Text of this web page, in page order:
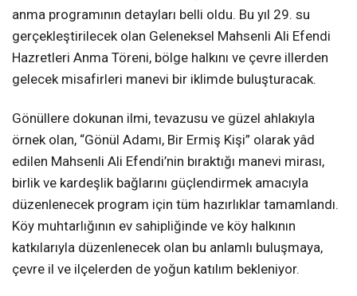
anma programının detayları belli oldu. Bu yıl 29. su
gerçekleştirilecek olan Geleneksel Mahsenli Ali Efendi
Hazretleri Anma Töreni, bölge halkını ve çevre illerden
gelecek misafirleri manevi bir iklimde buluşturacak.
Gönüllere dokunan ilmi, tevazusu ve güzel ahlakıyla
örnek olan, “Gönül Adamı, Bir Ermiş Kişi” olarak yâd
edilen Mahsenli Ali Efendi’nin bıraktığı manevi mirası,
birlik ve kardeşlik bağlarını güçlendirmek amacıyla
düzenlenecek program için tüm hazırlıklar tamamlandı.
Köy muhtarlığının ev sahipliğinde ve köy halkının
katkılarıyla düzenlenecek olan bu anlamlı buluşmaya,
çevre il ve ilçelerden de yoğun katılım bekleniyor.